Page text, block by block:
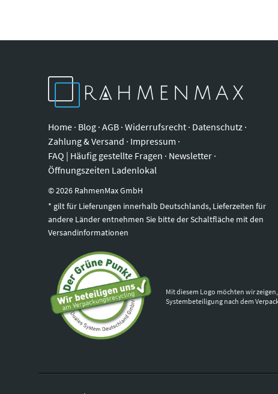
Home · Blog · AGB · Widerrufsrecht · Datenschutz ·
Zahlung & Versand · Impressum ·
FAQ | Häufig gestellte Fragen · Newsletter ·
Öffnungszeiten Ladenlokal
©2026 RahmenMax GmbH
* gilt für Lieferungen innerhalb Deutschlands, Lieferzeiten für
andere Länder entnehmen Sie bitte der Schaltfläche mit den
Versandinformationen
Mit diesem Logo möchten wir
Systembeteiligung nach dem